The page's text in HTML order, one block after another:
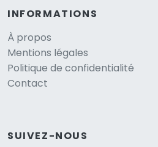
INFORMATIONS
À propos
Mentions légales
Politique de confidentialité
Contact
SUIVEZ-NOUS